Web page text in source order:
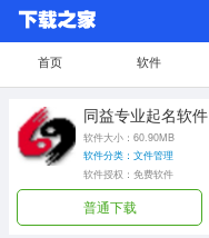
首页 软件
同益专业起名软件
软件大小：60.90MB
软件分类：文件管理
软件授权：免费软件
普通下载